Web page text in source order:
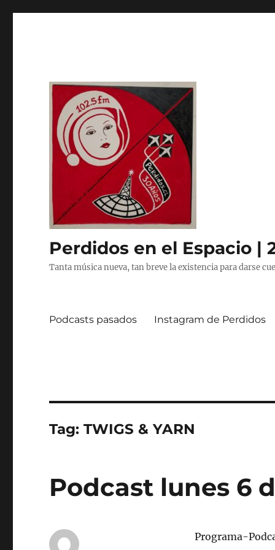
Perdidos en el Espacio |
Tanta música nueva, tan breve la existencia para darse
Podcasts pasados Instagram de Perdidos
Tag:TWIGS & YARN
Podcast lunes 6
Programa-